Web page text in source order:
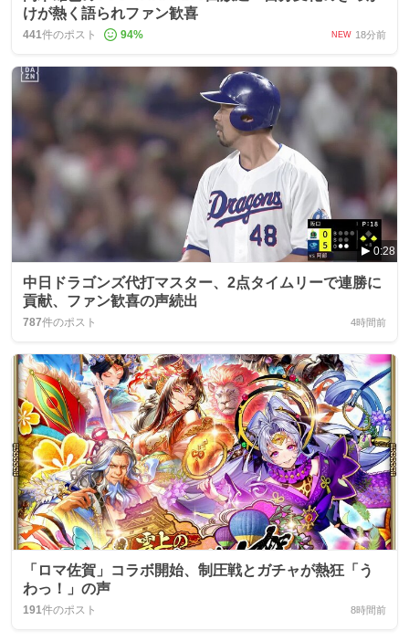
けが熱く語られファン歓喜
441件のポスト 94% NEW 18分前
0:28
中日ドラゴンズ代打マスター、2点タイムリーで連勝に
貢献、ファン歓喜の声続出
787件のポスト 4時間前
「ロマ佐賀」コラボ開始、制圧戦とガチャが熱狂「う
わっ！」の声
191件のポスト 8時間前